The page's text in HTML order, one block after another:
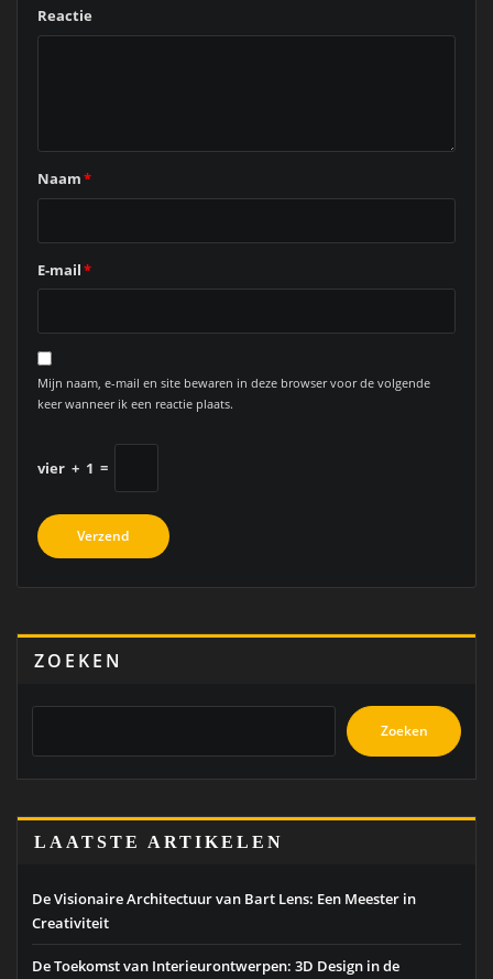
Reactie
Naam*
E-mail*
Mijn naam, e-mail en site bewaren in deze browser voor de volgende
keer wanneer ik een reactie plaats.
vier + 1 =
ZOEKEN
Zoeken
LAATSTE ARTIKELEN
De Visionaire Architectuur van Bart Lens: Een Meester in
Creativiteit
De Toekomst van Interieurontwerpen: 3D Design in de